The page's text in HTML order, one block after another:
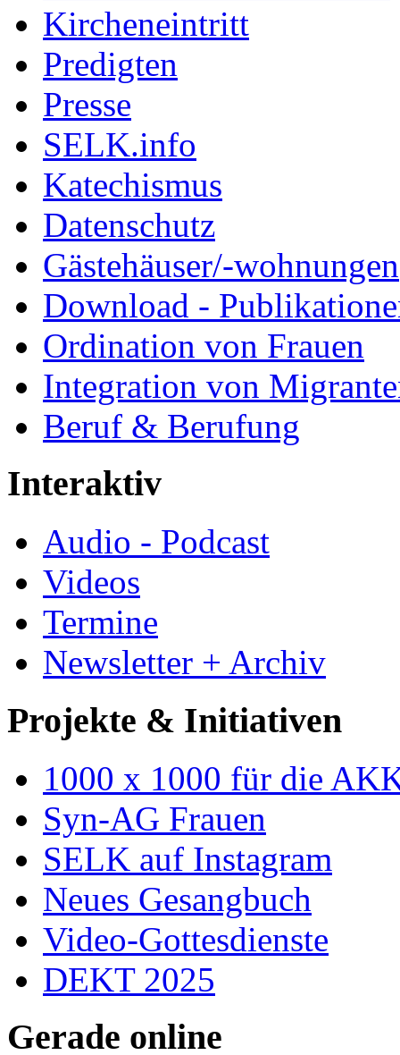
Kircheneintritt
Predigten
Presse
SELK.info
Katechismus
Datenschutz
Gästehäuser/-wohnungen
Download -
Ordination von Frauen
Integration von
Beruf & Berufung
Interaktiv
Audio - Podcast
Videos
Termine
Newsletter + Archiv
Projekte & Initiativen
1000 x 1000 für die
Syn-AG Frauen
SELK auf Instagram
Neues Gesangbuch
Video-Gottesdienste
DEKT 2025
Gerade online